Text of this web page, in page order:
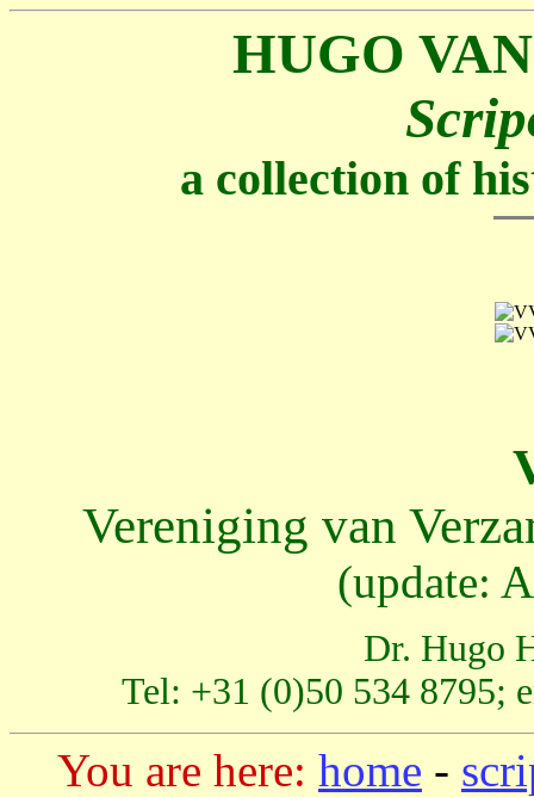
HUGO
a collection of
Vereniging van
(update:
Dr. Hugo
Tel: +31 (0)50 534 8795;
You are here: home -